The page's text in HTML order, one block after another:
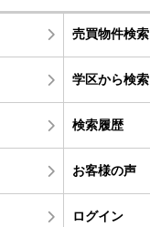
売買物件検索
学区から検索
検索履歴
お客様の声
ログイン